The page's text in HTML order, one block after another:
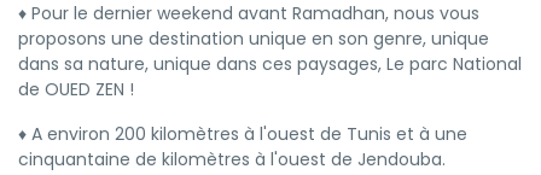
♦️ Pour le dernier weekend avant Ramadhan, nous vous
proposons une destination unique en son genre, unique
dans sa nature, unique dans ces paysages, Le parc National
de OUED ZEN !
♦️ A environ 200 kilomètres à l'ouest de Tunis et à une
cinquantaine de kilomètres à l'ouest de Jendouba.